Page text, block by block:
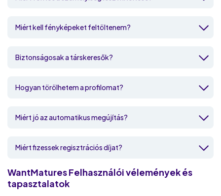
Miért kell fényképeket feltöltenem?
Biztonságosak a társkeresők?
Hogyan törölhetem a profilomat?
Miért jó az automatikus megújítás?
Miért fizessek regisztrációs díjat?
WantMaturesFelhasználói vélemények és
tapasztalatok